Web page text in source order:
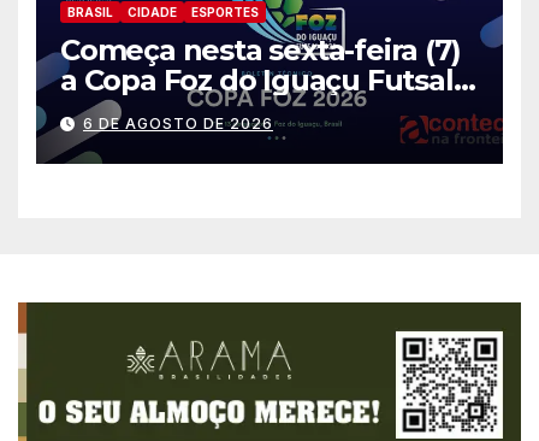
BRASIL CIDADE ESPORTES
Começa nesta sexta-feira (7)
a Copa Foz do Iguaçu Futsal
2026 com equipes de quatro
países
6 DE AGOSTO DE 2026